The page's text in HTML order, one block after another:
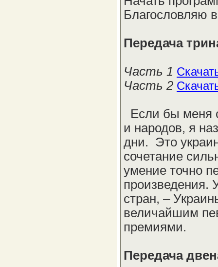
Благословляю
Передача
Часть 1
Часть 2
Если бы меня
и народов, я
дни. Это
сочетание
умение точно
произведения.
стран, –
величайшим
премиями.
Передача